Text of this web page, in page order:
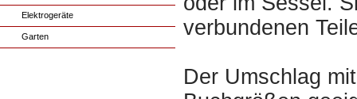
Elektrogeräte
Garten
verbundenen
Der Umschlag